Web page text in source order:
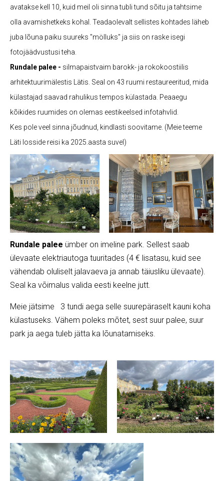
avatakse kell 10, kuid meil oli sinna tubli tund sõitu ja tahtsime
olla avamishetkeks kohal. Teadaolevalt sellistes kohtades läheb
juba lõuna paiku suureks "mölluks" ja siis on raske isegi
fotojäädvustusi teha.
Rundale palee - silmapaistvaim barokk- ja rokokoostiilis
arhitektuurimälestis Lätis. Seal on 43 ruumi restaureeritud, mida
külastajad saavad rahulikus tempos külastada. Peaaegu
kõikides ruumides on olemas eestikeelsed infotahvlid.
Kes pole veel sinna jõudnud, kindlasti soovitame. (Meie teeme
Läti losside reisi ka 2025.aasta suvel)
Rundale palee ümber on imeline park. Sellest saab
ülevaate elektriautoga tuuritades (4 € lisatasu, kuid see
vähendab oluliselt jalavaeva ja annab täiusliku ülevaate).
Seal ka võimalus valida eesti keelne jutt.
Meie jätsime 3 tundi aega selle suurepäraselt kauni koha
külastuseks. Vähem poleks mõtet, sest suur palee, suur
park ja aega tuleb jätta ka lõunatamiseks.